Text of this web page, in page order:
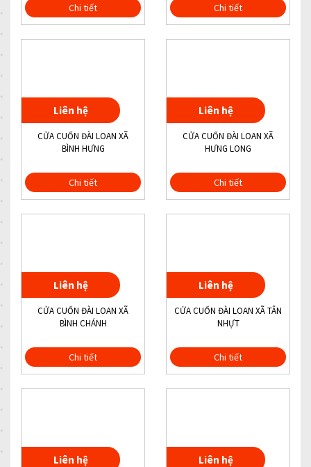
Chi tiết Chi tiết
Liên hệ
CỬA CUỐN ĐÀI LOAN XÃ
BÌNH HƯNG
Chi tiết
Liên hệ
CỬA CUỐN ĐÀI LOAN XÃ
HƯNG LONG
Chi tiết
Liên hệ
CỬA CUỐN ĐÀI LOAN XÃ
BÌNH CHÁNH
Chi tiết
Liên hệ
CỬA CUỐN ĐÀI LOAN XÃ TÂN
NHỰT
Chi tiết
Liên hệ Liên hệ